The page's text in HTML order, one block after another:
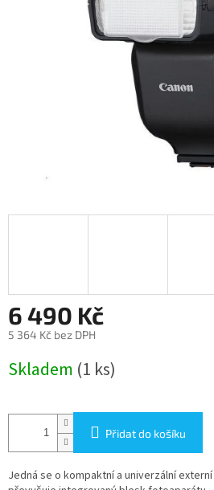
6 490 Kč
5 364 Kč bez DPH
cena:
Skladem (1 ks)
Přidat do košíku
Jedná se o kompaktní a univerzální